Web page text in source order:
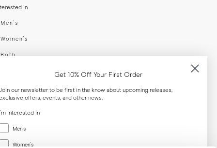
in
Men's
Women's
Both
your email adress
Get 10% Off Your First Order
our newsletter to be first in the know about upcoming releases,
offers, events, and other news.
I'm interested in
Men's
Women's